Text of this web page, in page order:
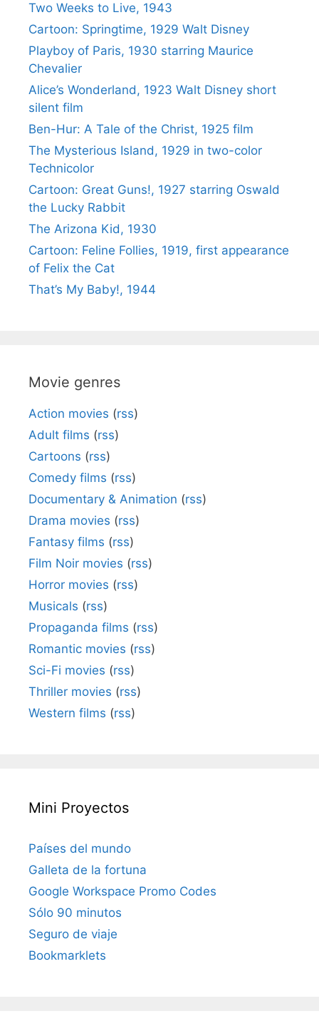
Two Weeks to Live, 1943
Cartoon: Springtime, 1929 Walt Disney
Playboy of Paris, 1930 starring Maurice
Chevalier
Alice’s Wonderland, 1923 Walt Disney short
silent film
Ben-Hur: A Tale of the Christ, 1925 film
The Mysterious Island, 1929 in two-color
Technicolor
Cartoon: Great Guns!, 1927 starring Oswald
the Lucky Rabbit
The Arizona Kid, 1930
Cartoon: Feline Follies, 1919, first appearance
of Felix the Cat
That’s My Baby!, 1944
Movie genres
Action movies (rss)
Adult films (rss)
Cartoons (rss)
Comedy films (rss)
Documentary & Animation (rss)
Drama movies (rss)
Fantasy films (rss)
Film Noir movies (rss)
Horror movies (rss)
Musicals (rss)
Propaganda films (rss)
Romantic movies (rss)
Sci-Fi movies (rss)
Thriller movies (rss)
Western films (rss)
Mini Proyectos
Países del mundo
Galleta de la fortuna
Google Workspace Promo Codes
Sólo 90 minutos
Seguro de viaje
Bookmarklets